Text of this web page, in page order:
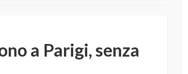
a Parigi, senza